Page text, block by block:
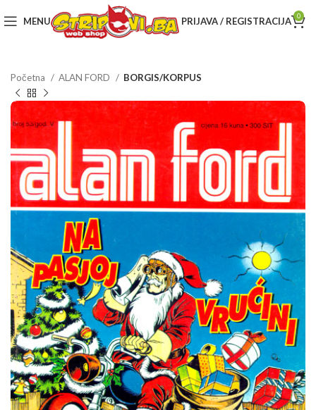
MENU PRIJAVA / REGISTRACIJA 0
Početna ALAN FORD BORGIS/KORPUS